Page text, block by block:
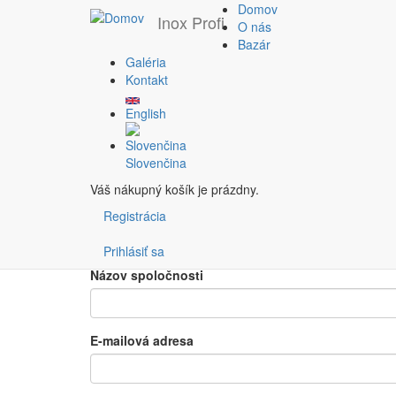
Inox Profi
Domov
O nás
Bazár
Galéria
Kontakt
English
Slovenčina
Váš nákupný košík je prázdny.
Registrácia
Prihlásiť sa
Vyžiadať cenovú
Pridané používateľom
Meno
Priezvisko
Názov spoločnosti
E-mailová adresa